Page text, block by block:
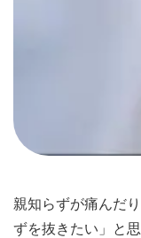
親知らずが痛んだ
ずを抜きたい」と